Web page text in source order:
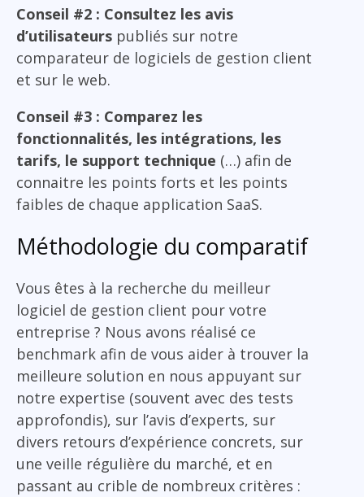
Conseil #2 : Consultez les avis
d’utilisateurs publiés sur notre
comparateur de logiciels de gestion client
et sur le web.
Conseil #3 : Comparez les
fonctionnalités, les intégrations, les
tarifs, le support technique (…) afin de
connaitre les points forts et les points
faibles de chaque application SaaS.
Méthodologie du comparatif
Vous êtes à la recherche du meilleur
logiciel de gestion client pour votre
entreprise ? Nous avons réalisé ce
benchmark afin de vous aider à trouver la
meilleure solution en nous appuyant sur
notre expertise (souvent avec des tests
approfondis), sur l’avis d’experts, sur
divers retours d’expérience concrets, sur
une veille régulière du marché, et en
passant au crible de nombreux critères :